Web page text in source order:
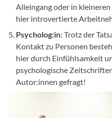
Alleingang oder in
hier introvertierte
Psycholog:in: Trotz der
Kontakt zu Personen
hier durch Einfühlsamkeit
psychologische
Autor:innen gefragt!